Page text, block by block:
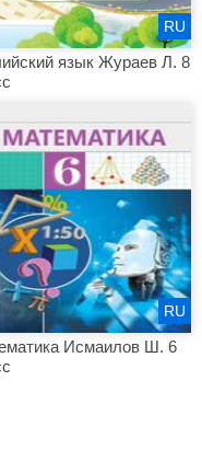
язык Жураев Л. 8
RU
Исмаилов Ш. 6
RU